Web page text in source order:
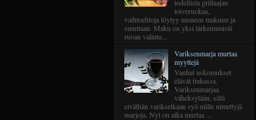
todellista grillaajan
toiveruokaa,
vaihtoehtoja löytyy moneen makuun ja
suuntaan. Maku on yksi tärkeimmistä
ruoan valinta...
Variksenmarja murtaa
myyttejä
Vanhat uskomukset
elävät tiukassa.
Variksenmarjaa
väheksytään, sillä
eiväthän variksetkaan syö niille nimettyjä
marjoja. Nyt on aika murtaa ...